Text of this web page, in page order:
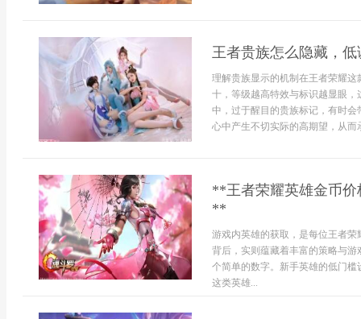
王者贵族怎么隐藏，
理解贵族显示的机制在王者荣耀
十，等级越高特效与标识越显眼
中，过于醒目的贵族标记，有时
心中产生不切实际的高期望，从
**王者荣耀英雄金币
**
游戏内英雄的获取，是每位王者
背后，实则蕴藏着丰富的策略与
个简单的数字。新手英雄的低门槛
这类英雄...